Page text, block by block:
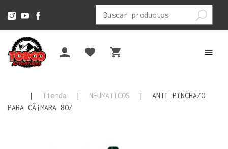
Buscar
por:
| Tienda | NEUMATICOS |
ANTI PINCHAZO
PARA CÃ¡MARA 8OZ